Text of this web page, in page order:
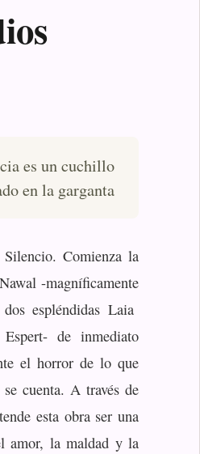
es un cuchillo
en la garganta
Silencio. Comienza la
-magníficamente
espléndidas Laia
de inmediato
el horror de lo que
cuenta. A través de
esta obra ser una
amor, la maldad y la